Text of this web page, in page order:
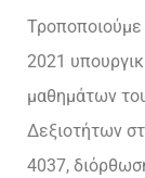
2021
μαθημάτων
Δεξιοτήτων
4037,